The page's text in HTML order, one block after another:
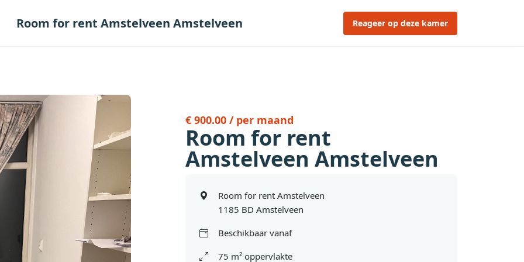
Room for rent Amstelveen Amstelveen Reageer op deze kamer
€ 900.00 / per maand
Room for rent
Amstelveen Amstelveen
Room for rent Amstelveen
1185 BD Amstelveen
Beschikbaar vanaf
75 m² oppervlakte